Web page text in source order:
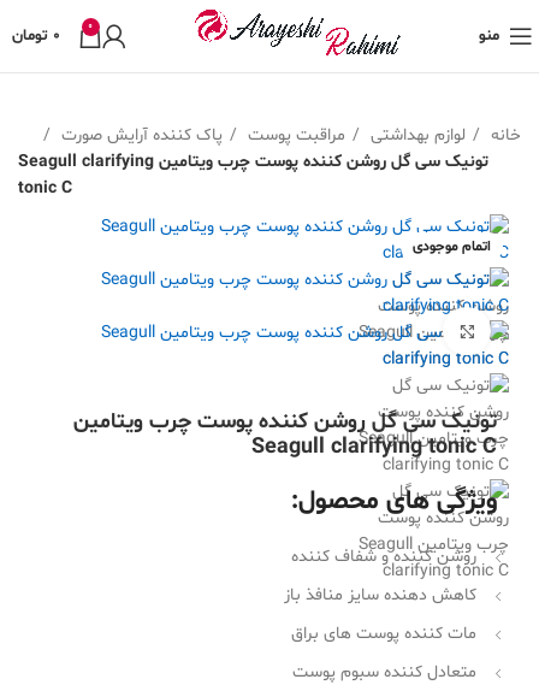
منو 0
0 تومان
خانه لوازم بهداشتی مراقبت پوست
پاک کننده آرایش صورت
تونیک سی گل روشن کننده پوست چرب ویتامین Seagull clarifying
tonic C
اتمام موجودی
بزرگنمایی تصویر
تونیک سی گل روشن کننده پوست چرب ویتامین
Seagull clarifying tonic C
ویژگی های محصول:
روشن کننده و شفاف کننده
کاهش دهنده سایز منافذ باز
مات کننده پوست های براق
متعادل کننده سبوم پوست